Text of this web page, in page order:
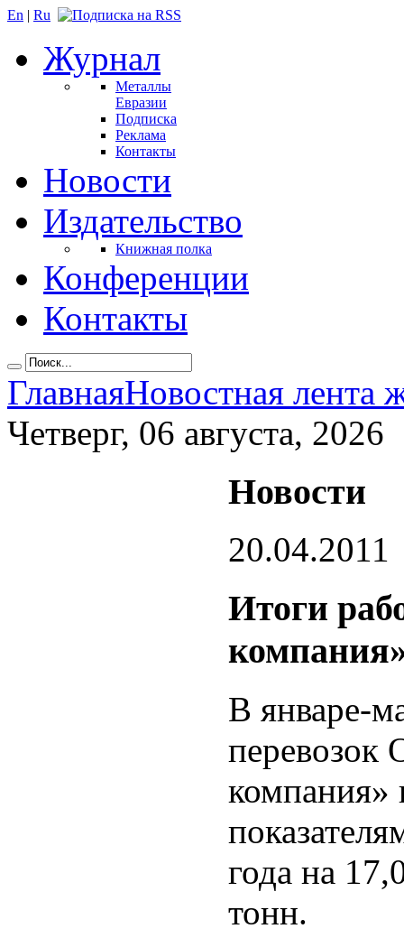
En | Ru
Журнал
Металлы
Евразии
Подписка
Реклама
Контакты
Новости
Издательство
Книжная полка
Конференции
Контакты
ГлавнаяНовостная лента
Четверг, 06 августа, 2026
Новости
20.04.2011
Итоги
В январе-
перевозок
компания»
года на
тонн.